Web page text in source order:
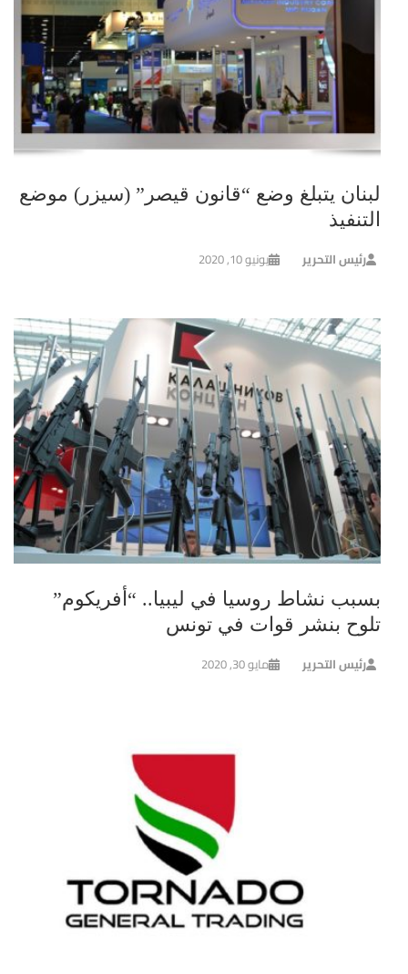
لبنان يتبلغ وضع “قانون قيصر” (سيزر) موضع
التنفيذ
رئيس التحرير يونيو 10, 2020
بسبب نشاط روسيا في ليبيا.. “أفريكوم”
تلوح بنشر قوات في تونس
رئيس التحرير مايو 30, 2020